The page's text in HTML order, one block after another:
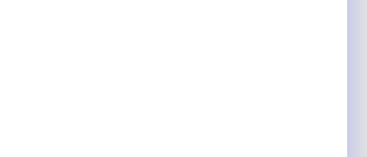
επιπέδου εργαστήριο πλήρους
Κίνας. Είναι από τα κορυφαία οδοντιατρικά
με CE, ISO και FDA και εξοπλισμένα με
για υψηλή ποιότητα, γρήγορο χρόνο
υπηρεσίες έχει κερδίσει πολλά θετικά σχόλια
των ΗΠΑ.